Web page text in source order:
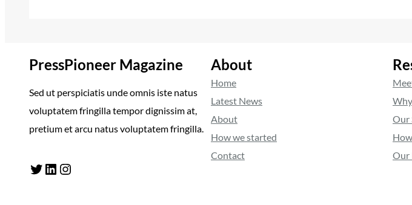
PressPioneer Magazine
Sed ut perspiciatis unde omnis iste natus
voluptatem fringilla tempor dignissim at,
pretium et arcu natus voluptatem fringilla.
Twitter LinkedIn Instagram
About
Home
Latest News
About
How we started
Contact
Our
Our